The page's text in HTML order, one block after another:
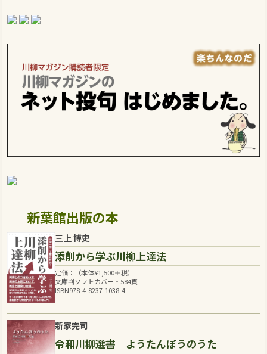
新葉館出版の本
三上 博史
添削から学ぶ川柳上達法
定価：（本体¥1,500＋税）
文庫判ソフトカバー・584頁
ISBN978-4-8237-1038-4
新家完司
令和川柳選書 ようたんぼうのうた